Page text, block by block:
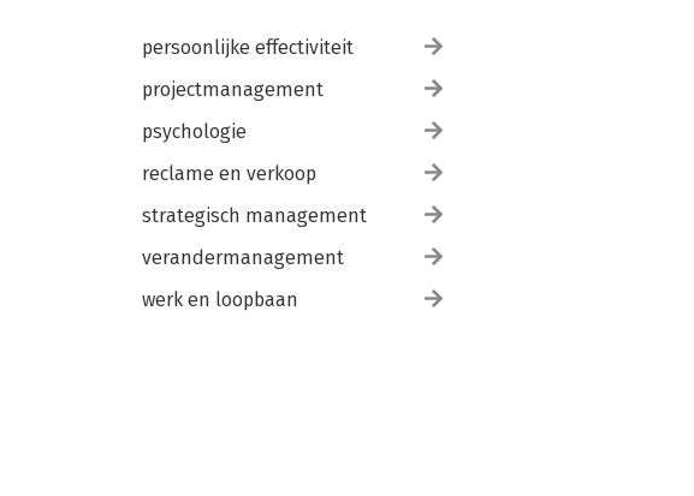
persoonlijke effectiviteit
projectmanagement
psychologie
reclame en verkoop
strategisch management
verandermanagement
werk en loopbaan